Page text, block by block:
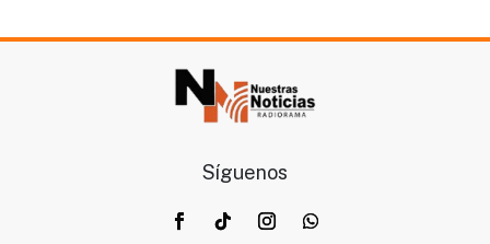
Síguenos